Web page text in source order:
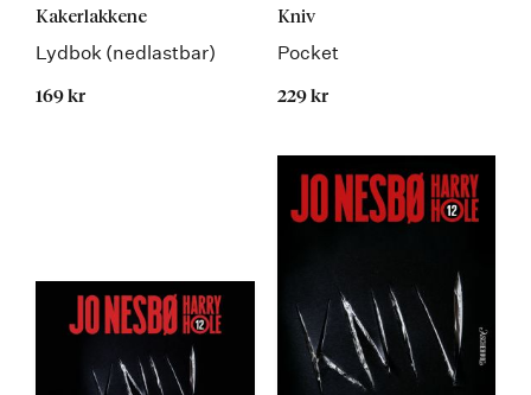
Kakerlakkene
Lydbok (nedlastbar)
169 kr
Kniv
Pocket
229 kr